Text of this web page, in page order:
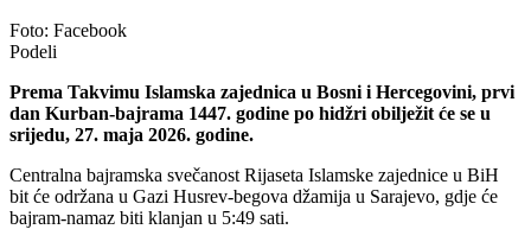
Foto: Facebook
Podeli
Prema Takvimu Islamska zajednica u Bosni i Hercegovini, prvi
dan Kurban-bajrama 1447. godine po hidžri obilježit će se u
srijedu, 27. maja 2026. godine.
Centralna bajramska svečanost Rijaseta Islamske zajednice u BiH
bit će održana u Gazi Husrev-begova džamija u Sarajevo, gdje će
bajram-namaz biti klanjan u 5:49 sati.